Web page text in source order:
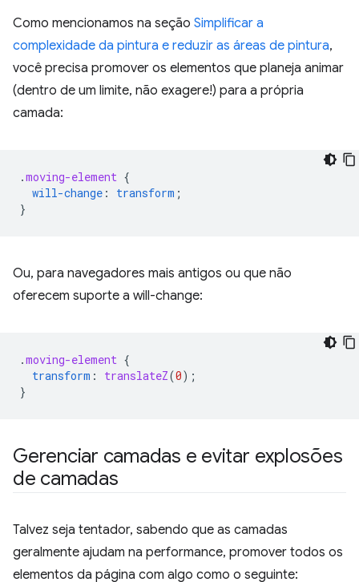
Como mencionamos na seção Simplificar a
complexidade da pintura e reduzir as áreas de pintura,
você precisa promover os elementos que planeja animar
(dentro de um limite, não exagere!) para a própria
camada:
.moving-element {
will-change : transform ;
}
Ou, para navegadores mais antigos ou que não
oferecem suporte a will-change:
.moving-element {
transform : translateZ(0);
}
Gerenciar camadas e evitar explosões
de camadas
Talvez seja tentador, sabendo que as camadas
geralmente ajudam na performance, promover todos os
elementos da página com algo como o seguinte: